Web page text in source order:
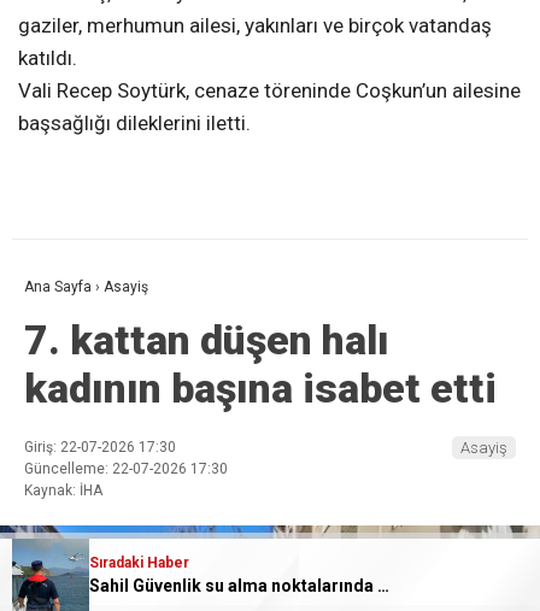
Sıradaki Haber
Sahil Güvenlik su alma noktalarında güvenliği sağlıyor
gaziler, merhumun ailesi, yakınları ve birçok vatandaş
katıldı.
Vali Recep Soytürk, cenaze töreninde Coşkun’un ailesine
başsağlığı dileklerini iletti.
Ana Sayfa › Asayiş
7. kattan düşen halı
kadının başına isabet etti
Giriş: 22-07-2026 17:30
Güncelleme: 22-07-2026 17:30
Kaynak: İHA
Asayiş